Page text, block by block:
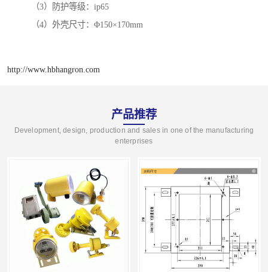
（3）防护等级：ip65
（4）外壳尺寸：Φ150×170mm
http://www.hbhangron.com
产品推荐
Development, design, production and sales in one of the manufacturing
enterprises